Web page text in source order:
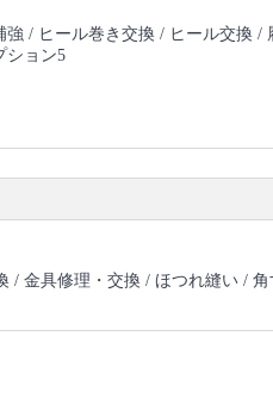
強 / ヒール巻き交換 / ヒール交換 /
ション5
/ 金具修理・交換 / ほつれ縫い / 角